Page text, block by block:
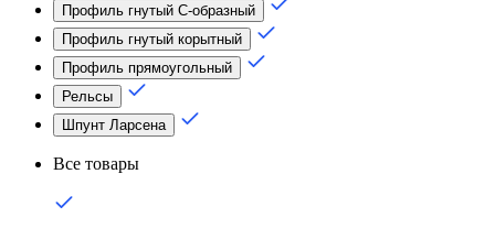
Профиль гнутый С-образный
Профиль гнутый корытный
Профиль прямоугольный
Рельсы
Шпунт Ларсена
Все товары